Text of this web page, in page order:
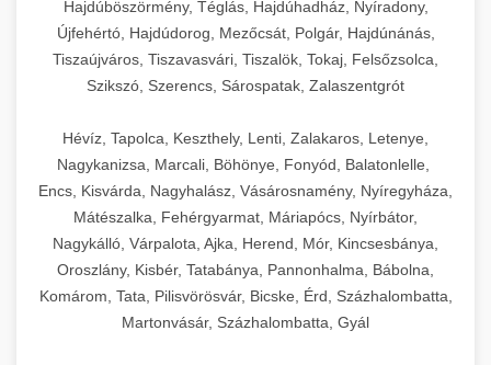
Hajdúböszörmény, Téglás, Hajdúhadház, Nyíradony,
Újfehértó, Hajdúdorog, Mezőcsát, Polgár, Hajdúnánás,
Tiszaújváros, Tiszavasvári, Tiszalök, Tokaj, Felsőzsolca,
Szikszó, Szerencs, Sárospatak, Zalaszentgrót
Hévíz, Tapolca, Keszthely, Lenti, Zalakaros, Letenye,
Nagykanizsa, Marcali, Böhönye, Fonyód, Balatonlelle,
Encs, Kisvárda, Nagyhalász, Vásárosnamény, Nyíregyháza,
Mátészalka, Fehérgyarmat, Máriapócs, Nyírbátor,
Nagykálló, Várpalota, Ajka, Herend, Mór, Kincsesbánya,
Oroszlány, Kisbér, Tatabánya, Pannonhalma, Bábolna,
Komárom, Tata, Pilisvörösvár, Bicske, Érd, Százhalombatta,
Martonvásár, Százhalombatta, Gyál